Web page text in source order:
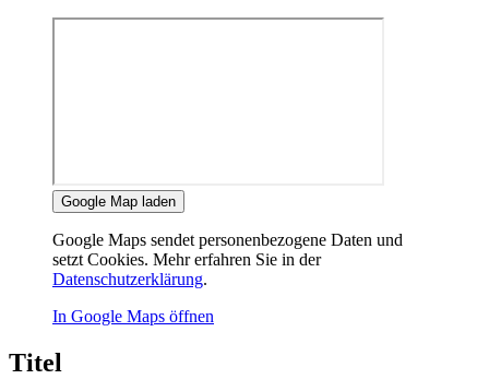
Google Map laden
Google Maps sendet personenbezogene Daten und
setzt Cookies. Mehr erfahren Sie in der
Datenschutzerklärung.
In Google Maps öffnen
Titel